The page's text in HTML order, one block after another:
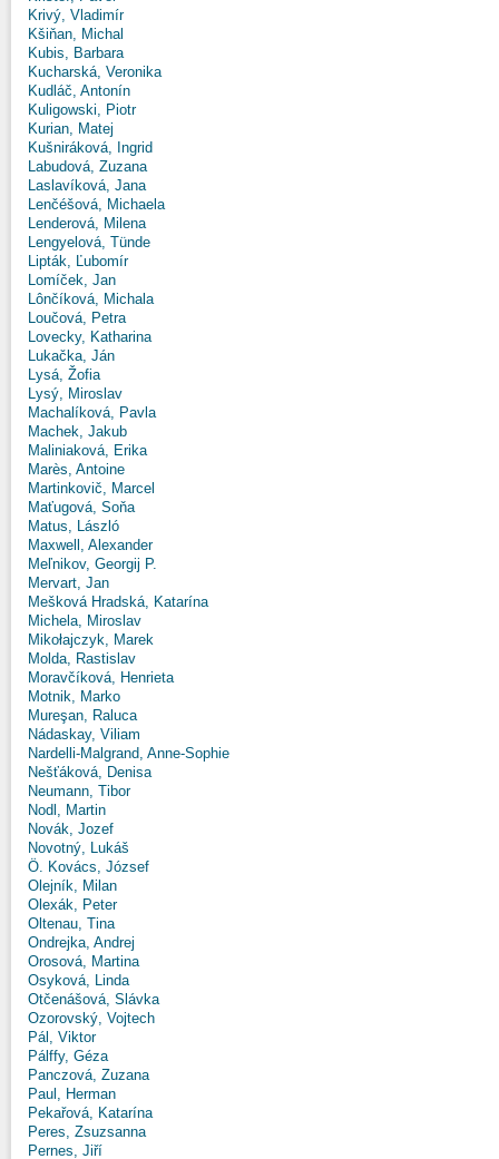
Krivý, Vladimír
Kšiňan, Michal
Kubis, Barbara
Kucharská, Veronika
Kudláč, Antonín
Kuligowski, Piotr
Kurian, Matej
Kušniráková, Ingrid
Labudová, Zuzana
Laslavíková, Jana
Lenčéšová, Michaela
Lenderová, Milena
Lengyelová, Tünde
Lipták, Ľubomír
Lomíček, Jan
Lônčíková, Michala
Loučová, Petra
Lovecky, Katharina
Lukačka, Ján
Lysá, Žofia
Lysý, Miroslav
Machalíková, Pavla
Machek, Jakub
Maliniaková, Erika
Marès, Antoine
Martinkovič, Marcel
Maťugová, Soňa
Matus, László
Maxwell, Alexander
Meľnikov, Georgij P.
Mervart, Jan
Mešková Hradská, Katarína
Michela, Miroslav
Mikołajczyk, Marek
Molda, Rastislav
Moravčíková, Henrieta
Motnik, Marko
Mureşan, Raluca
Nádaskay, Viliam
Nardelli-Malgrand, Anne-Sophie
Nešťáková, Denisa
Neumann, Tibor
Nodl, Martin
Novák, Jozef
Novotný, Lukáš
Ö. Kovács, József
Olejník, Milan
Olexák, Peter
Oltenau, Tina
Ondrejka, Andrej
Orosová, Martina
Osyková, Linda
Otčenášová, Slávka
Ozorovský, Vojtech
Pál, Viktor
Pálffy, Géza
Panczová, Zuzana
Paul, Herman
Pekařová, Katarína
Peres, Zsuzsanna
Pernes, Jiří